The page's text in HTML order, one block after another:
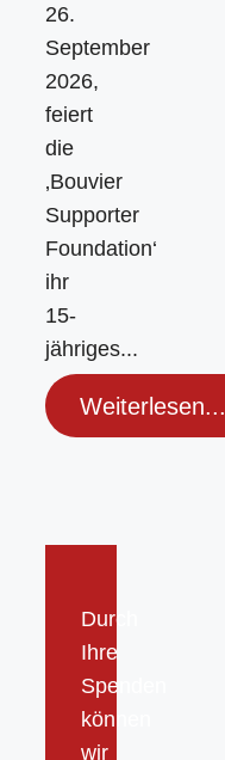
26.
September
2026,
feiert
die
‚Bouvier
Supporter
Foundation‘
ihr
15-
jähriges...
Weiterlesen...
Durch
Ihre
Spenden
können
wir